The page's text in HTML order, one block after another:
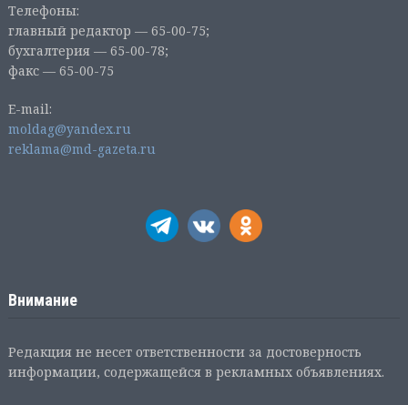
Телефоны:
главный редактор — 65-00-75;
бухгалтерия — 65-00-78;
факс — 65-00-75
E-mail:
moldag@yandex.ru
reklama@md-gazeta.ru
Внимание
Редакция не несет ответственности за достоверность
информации, содержащейся в рекламных объявлениях.